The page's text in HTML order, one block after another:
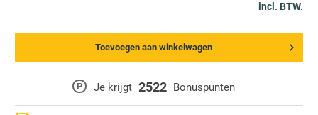
P Je krijgt 2522 Bonuspunten
incl. BTW.
Toevoegen aan winkelwagen